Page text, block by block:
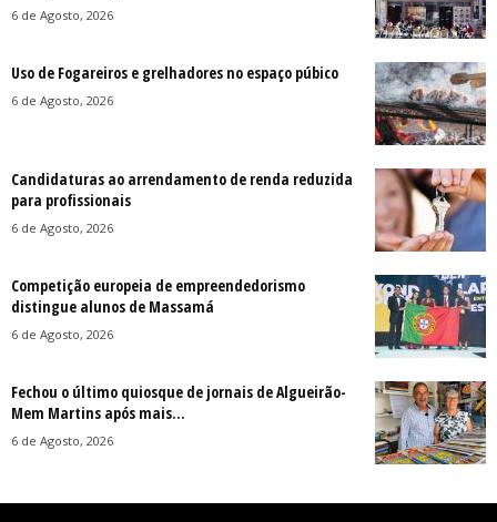
6 de Agosto, 2026
Uso de Fogareiros e grelhadores no espaço púbico
6 de Agosto, 2026
Candidaturas ao arrendamento de renda reduzida
para profissionais
6 de Agosto, 2026
Competição europeia de empreendedorismo
distingue alunos de Massamá
6 de Agosto, 2026
Fechou o último quiosque de jornais de Algueirão-
Mem Martins após mais...
6 de Agosto, 2026